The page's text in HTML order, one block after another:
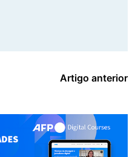
Artigo anterior